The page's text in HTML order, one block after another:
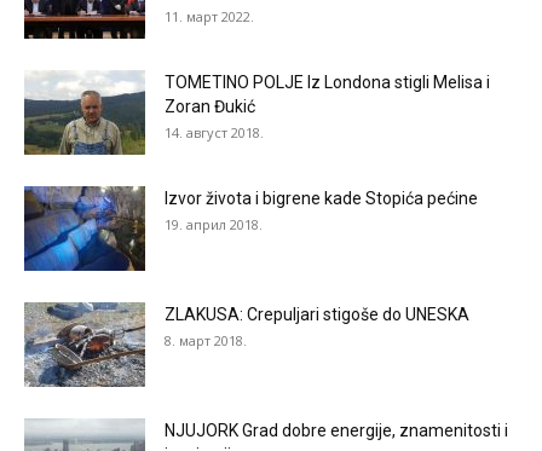
11. март 2022.
TOMETINO POLJE Iz Londona stigli Melisa i
Zoran Đukić
14. август 2018.
Izvor života i bigrene kade Stopića pećine
19. април 2018.
ZLAKUSA: Crepuljari stigoše do UNESKA
8. март 2018.
NJUJORK Grad dobre energije, znamenitosti i